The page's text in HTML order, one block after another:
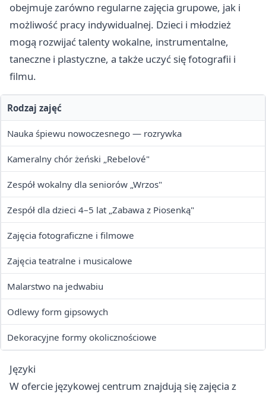
obejmuje zarówno regularne zajęcia grupowe, jak i
możliwość pracy indywidualnej. Dzieci i młodzież
mogą rozwijać talenty wokalne, instrumentalne,
taneczne i plastyczne, a także uczyć się fotografii i
filmu.
Rodzaj zajęć
Nauka śpiewu nowoczesnego — rozrywka
Kameralny chór żeński „Rebelové"
Zespół wokalny dla seniorów „Wrzos"
Zespół dla dzieci 4–5 lat „Zabawa z Piosenką"
Zajęcia fotograficzne i filmowe
Zajęcia teatralne i musicalowe
Malarstwo na jedwabiu
Odlewy form gipsowych
Dekoracyjne formy okolicznościowe
Języki
W ofercie językowej centrum znajdują się zajęcia z